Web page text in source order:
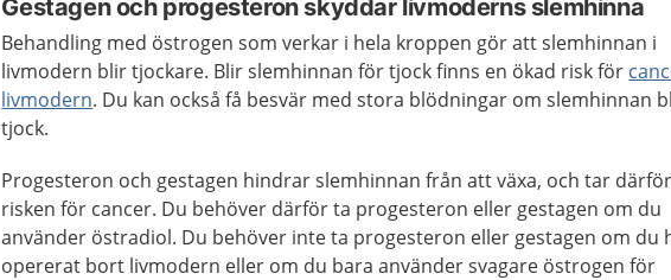
Gestagen och progesteron skyddar livmoderns slemhinna
Behandling med östrogen som verkar i hela kroppen gör att slemhinnan i
livmodern blir tjockare. Blir slemhinnan för tjock finns en ökad risk för
livmodern. Du kan också få besvär med stora blödningar om slemhinnan
tjock.
Progesteron och gestagen hindrar slemhinnan från att växa, och tar
risken för cancer. Du behöver därför ta progesteron eller gestagen om du
använder östradiol. Du behöver inte ta progesteron eller gestagen om du
opererat bort livmodern eller om du bara använder svagare östrogen för